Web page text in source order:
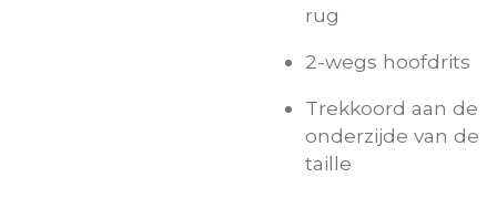
rug
2-wegs hoofdrits
Trekkoord aan de
onderzijde van de
taille